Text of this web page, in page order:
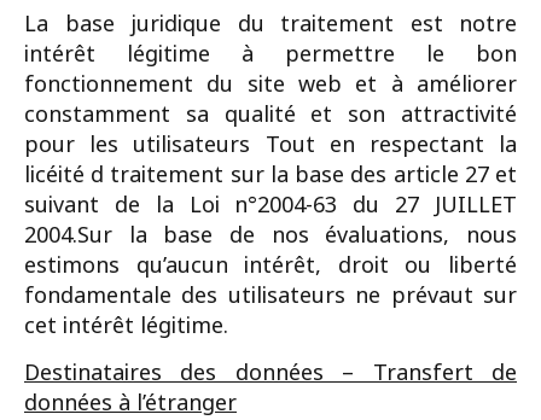
La base juridique du traitement est notre
intérêt légitime à permettre le bon
fonctionnement du site web et à améliorer
constamment sa qualité et son attractivité
pour les utilisateurs Tout en respectant la
licéité d traitement sur la base des article 27 et
suivant de la Loi n°2004-63 du 27 JUILLET
2004.Sur la base de nos évaluations, nous
estimons qu’aucun intérêt, droit ou liberté
fondamentale des utilisateurs ne prévaut sur
cet intérêt légitime.
Destinataires des données – Transfert de
données à l’étranger